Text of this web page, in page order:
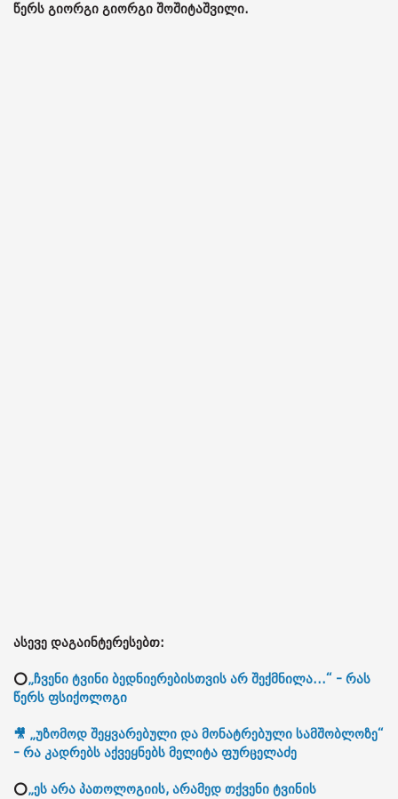
წერს გიორგი გიორგი შოშიტაშვილი.
ასევე დაგაინტერესებთ:
⭕„ჩვენი ტვინი ბედნიერებისთვის არ შექმნილა...“ - რას
წერს ფსიქოლოგი
🎥 „უზომოდ შეყვარებული და მონატრებული სამშობლოზე“
- რა კადრებს აქვეყნებს მელიტა ფურცელაძე
⭕„ეს არა პათოლოგიის, არამედ თქვენი ტვინის